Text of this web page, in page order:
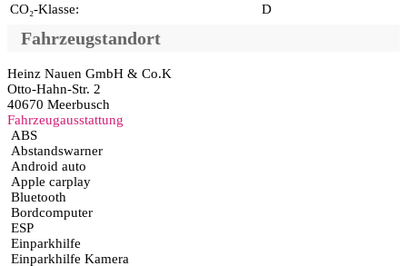
CO₂-Klasse:
D
Fahrzeugstandort
Heinz Nauen GmbH & Co.K
Otto-Hahn-Str. 2
40670 Meerbusch
Fahrzeugausstattung
ABS
Abstandswarner
Android auto
Apple carplay
Bluetooth
Bordcomputer
ESP
Einparkhilfe
Einparkhilfe Kamera